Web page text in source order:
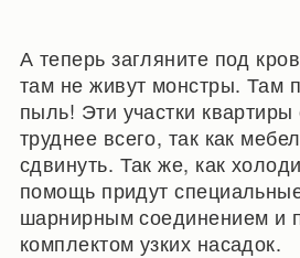
А теперь загляните под
там не живут монстры. Там
пыль! Эти участки
труднее всего, так как
сдвинуть. Так же, как
помощь придут
шарнирным соединением и
комплектом узких насадок.